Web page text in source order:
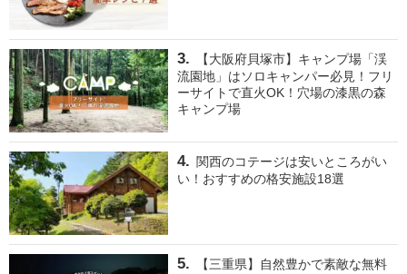
【大阪府貝塚市】キャンプ場「渓
流園地」はソロキャンパー必見！フリ
ーサイトで直火OK！穴場の漆黒の森
キャンプ場
関西のコテージは安いところがい
い！おすすめの格安施設18選
【三重県】自然豊かで素敵な無料